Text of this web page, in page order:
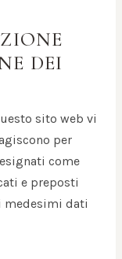
DEI
sito web vi
per
come
e preposti
medesimi dati